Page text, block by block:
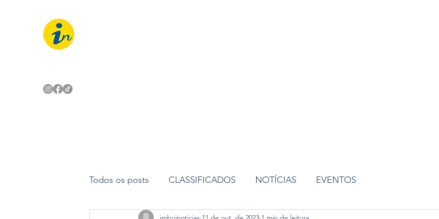
Todos os posts CLASSIFICADOS NOTÍCIAS EVENTOS